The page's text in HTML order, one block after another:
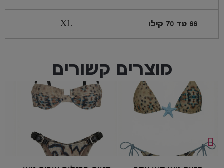
66 עד 70 קילו XL
מוצרים קשורים